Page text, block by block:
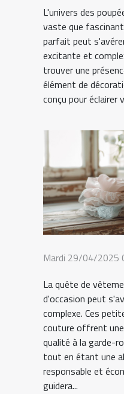
L'univers des
vaste que
parfait peut
excitante et
trouver une
élément de
conçu pour éclairer
Mardi 29/04/2025
La quête de
d'occasion peut
complexe. Ces
couture offrent
qualité à la garde-
tout en étant une
responsable et
guidera...